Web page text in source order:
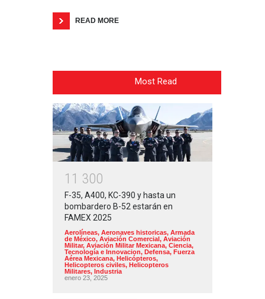
READ MORE
Most Read
1 1 300
F-35, A400, KC-390 y hasta un
bombardero B-52 estarán en
FAMEX 2025
Aerolíneas, Aeronaves historicas, Armada
de México, Aviación Comercial, Aviación
Militar, Aviación Militar Mexicana, Ciencia,
Tecnología e Innovacion, Defensa, Fuerza
Aérea Mexicana, Helicópteros,
Helicopteros civiles, Helicopteros
Militares, Industria
enero 23, 2025